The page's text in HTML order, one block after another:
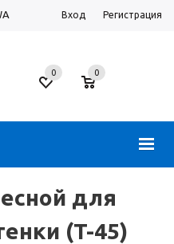
Вход Регистрация
Новосибирск
ул.
0
0
для
(T-45)